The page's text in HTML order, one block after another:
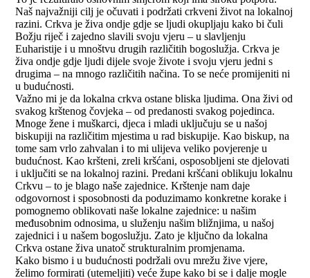
Naš najvažniji cilj je očuvati i podržati crkveni život na lokalnoj
razini. Crkva je živa ondje gdje se ljudi okupljaju kako bi čuli
Božju riječ i zajedno slavili svoju vjeru – u slavljenju
Euharistije i u mnoštvu drugih različitih bogoslužja. Crkva je
živa ondje gdje ljudi dijele svoje živote i svoju vjeru jedni s
drugima – na mnogo različitih načina. To se neće promijeniti ni
u budućnosti.
Važno mi je da lokalna crkva ostane bliska ljudima. Ona živi od
svakog krštenog čovjeka – od predanosti svakog pojedinca.
Mnoge žene i muškarci, djeca i mladi uključuju se u našoj
biskupiji na različitim mjestima u rad biskupije. Kao biskup, na
tome sam vrlo zahvalan i to mi ulijeva veliko povjerenje u
budućnost. Kao kršteni, zreli kršćani, osposobljeni ste djelovati
i uključiti se na lokalnoj razini. Predani kršćani oblikuju lokalnu
Crkvu – to je blago naše zajednice. Krštenje nam daje
odgovornost i sposobnosti da poduzimamo konkretne korake i
pomognemo oblikovati naše lokalne zajednice: u našim
međusobnim odnosima, u služenju našim bližnjima, u našoj
zajednici i u našem bogoslužju. Zato je ključno da lokalna
Crkva ostane živa unatoč strukturalnim promjenama.
Kako bismo i u budućnosti podržali ovu mrežu žive vjere,
želimo formirati (utemeljiti) veće župe kako bi se i dalje mogle